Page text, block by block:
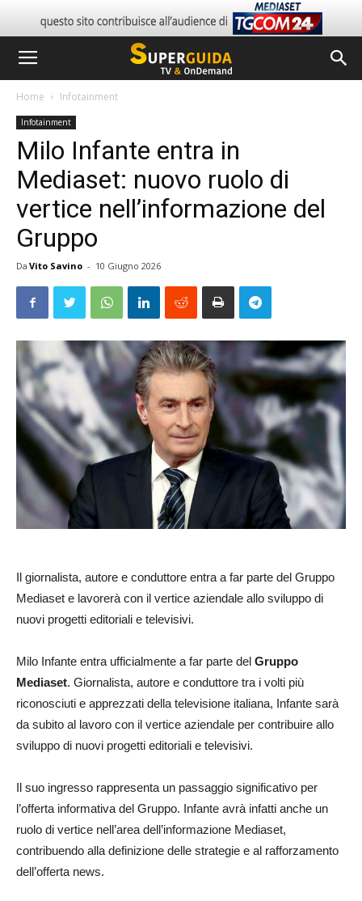
Home Infotainment
Infotainment
Milo Infante entra in
Mediaset: nuovo ruolo di
vertice nell’informazione del
Gruppo
Da Vito Savino - 10 Giugno 2026
Il giornalista, autore e conduttore entra a far parte del Gruppo
Mediaset e lavorerà con il vertice aziendale allo sviluppo di
nuovi progetti editoriali e televisivi.
Milo Infante entra ufficialmente a far parte del Gruppo
Mediaset. Giornalista, autore e conduttore tra i volti più
riconosciuti e apprezzati della televisione italiana, Infante sarà
da subito al lavoro con il vertice aziendale per contribuire allo
sviluppo di nuovi progetti editoriali e televisivi.
Il suo ingresso rappresenta un passaggio significativo per
l’offerta informativa del Gruppo. Infante avrà infatti anche un
ruolo di vertice nell’area dell’informazione Mediaset,
contribuendo alla definizione delle strategie e al rafforzamento
dell’offerta news.